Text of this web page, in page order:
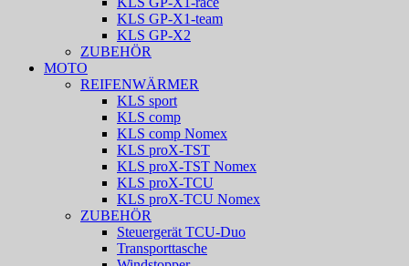
KLS GP-X1-team
KLS GP-X2
ZUBEHÖR
MOTO
REIFENWÄRMER
KLS sport
KLS comp
KLS comp Nomex
KLS proX-TST
KLS proX-TST Nomex
KLS proX-TCU
KLS proX-TCU Nomex
ZUBEHÖR
Steuergerät TCU-Duo
Transporttasche